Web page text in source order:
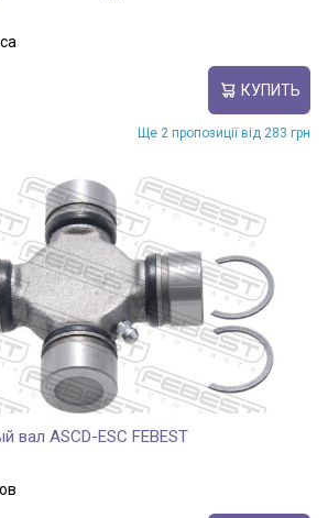
КУПИТЬ
Ще 2 пропозиції від 283 грн
вал ASCD-ESC FEBEST